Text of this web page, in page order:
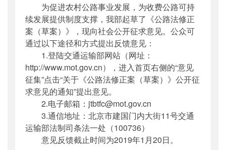
为促进农村公路事业发展，为收费公路可持
续发展提供制度支撑，我部起草了《公路法修正
案（草案）》，现向社会公开征求意见。公众可
通过以下途径和方式提出反馈意见：
1.登陆交通运输部网站（网址：
http://www.mot.gov.cn），进入首页右侧的“意见
征集”点击“关于《公路法修正案（草案）》公开征
求意见的通知”提出意见。
2.电子邮箱：jtbtfc@mot.gov.cn
3.通信地址：北京市建国门内大街11号交通
运输部法制司条法一处（100736）
意见反馈截止时间为2019年1月20日。